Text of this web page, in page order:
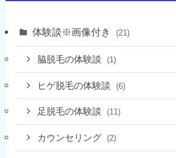
体験談※画像付き (21)
脇脱毛の体験談 (1)
ヒゲ脱毛の体験談 (6)
足脱毛の体験談 (11)
カウンセリング (2)